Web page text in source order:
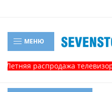
МЕНЮ
распродажа телевизоров и